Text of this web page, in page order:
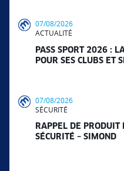
07/08/2026
ACTUALITÉ
PASS SPORT 2026 :
POUR SES CLUBS ET
07/08/2026
SÉCURITÉ
RAPPEL DE PRODUIT
SÉCURITÉ – SIMOND